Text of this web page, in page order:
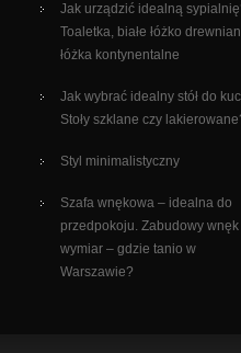
Jak urządzić idealną
Toaletka, białe łóżko
łóżka kontynentalne
Jak wybrać idealny stół do
Stoły szklane czy
Styl minimalistyczny
Szafa wnękowa – idealna do
przedpokoju. Zabudowy
wymiar – gdzie tanio w
Warszawie?